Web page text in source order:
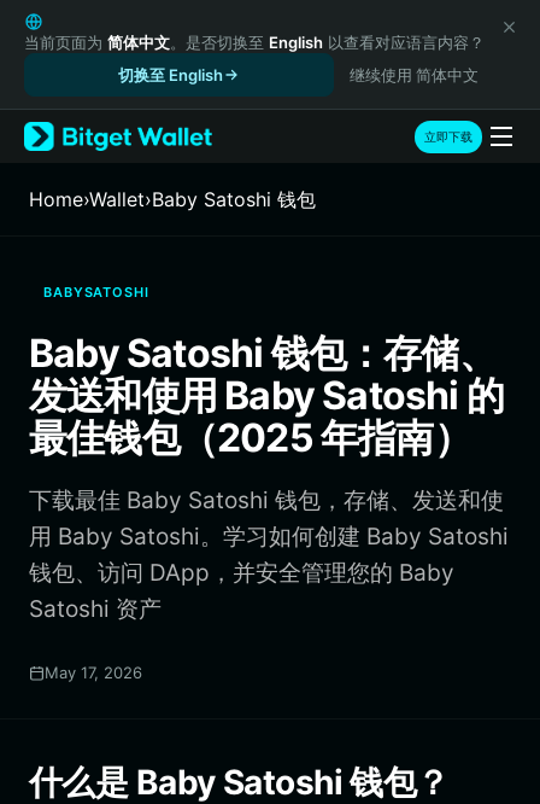
English
日本語
Русский
Español (Latinoamérica)
Türkçe
Italiano
繁體中文
Português (Portugal)
Bahasa Indonesia
ภาษาไทย
हिन्दी
Português (Brasil)
Español (Argentina)
当前页面为 简体中文。是否切换至 English 以查看对应语言内容？
切换至 English
继续使用 简体中文
立即下载
Home›Wallet›Baby Satoshi 钱包
BABYSATOSHI
Baby Satoshi 钱包：存储、
发送和使用 Baby Satoshi 的
最佳钱包（2025 年指南）
下载最佳 Baby Satoshi 钱包，存储、发送和使
用 Baby Satoshi。学习如何创建 Baby Satoshi
钱包、访问 DApp，并安全管理您的 Baby
Satoshi 资产
May 17, 2026
什么是 Baby Satoshi 钱包？